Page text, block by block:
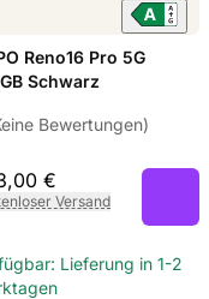
Reno16 Pro 5G
Schwarz
Bewertungen)
€
Versand
Lieferung in 1-2